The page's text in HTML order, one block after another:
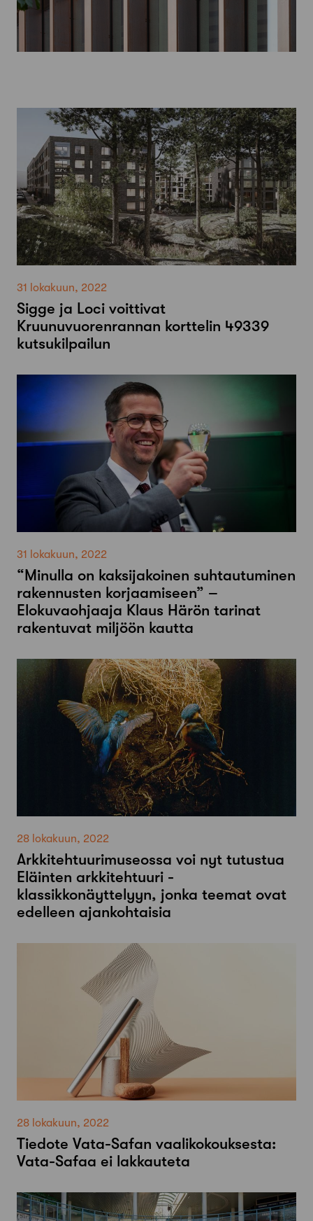
31 lokakuun, 2022
Sigge ja Loci voittivat
Kruunuvuorenrannan korttelin 49339
kutsukilpailun
31 lokakuun, 2022
“Minulla on kaksijakoinen suhtautuminen
rakennusten korjaamiseen” –
Elokuvaohjaaja Klaus Härön tarinat
rakentuvat miljöön kautta
28 lokakuun, 2022
Arkkitehtuurimuseossa voi nyt tutustua
Eläinten arkkitehtuuri -
klassikkonäyttelyyn, jonka teemat ovat
edelleen ajankohtaisia
28 lokakuun, 2022
Tiedote Vata-Safan vaalikokouksesta:
Vata-Safaa ei lakkauteta